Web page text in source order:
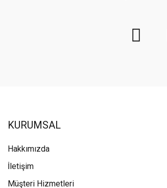
KURUMSAL
Hakkımızda
İletişim
Müşteri Hizmetleri